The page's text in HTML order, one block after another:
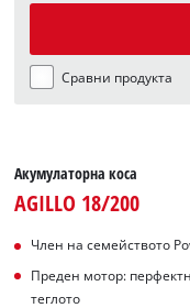
Сравни продукта
Акумулаторна коса
AGILLO 18/200
Член на семейството
Преден мотор:
теглото